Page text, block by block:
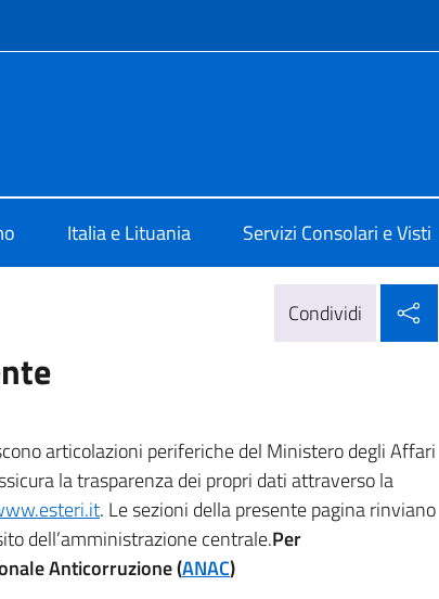
Italia e Lituania Servizi Consolari e Visti
Condividi
articolazioni periferiche del Ministero degli Affari
la trasparenza dei propri dati attraverso la
. Le sezioni della presente pagina rinviano
dell’amministrazione centrale.Per
Anticorruzione (ANAC)